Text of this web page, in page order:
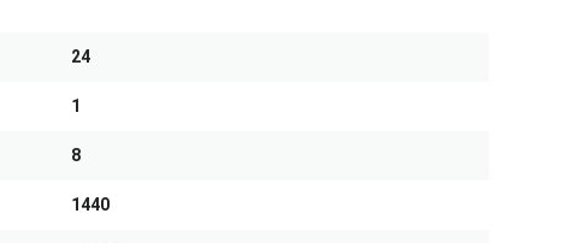
24
1
8
1440